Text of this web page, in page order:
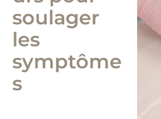
soulager
les
symptôme
s